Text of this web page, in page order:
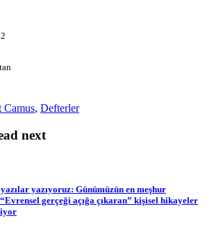
Camus, Defterler
next
yazıyoruz: Günümüzün en meşhur
gerçeği açığa çıkaran” kişisel hikayeler